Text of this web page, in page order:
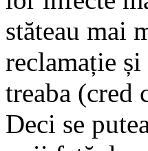
stăteau mai
reclamație
treaba (cred
Deci se